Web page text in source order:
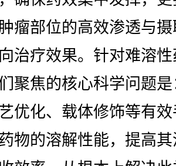
瘤部位的高效渗透与
治疗效果。针对难溶
聚焦的核心科学问题
优化、载体修饰等有
物的溶解性能，提高